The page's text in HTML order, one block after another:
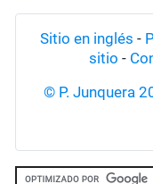
Sitio en inglés -
sitio -
© P. Junquera